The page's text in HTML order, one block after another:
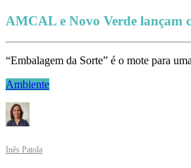
AMCAL e Novo Verde lançam
“Embalagem da Sorte” é o mote para
Ambiente
Inês Patola